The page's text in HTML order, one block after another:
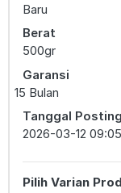
Baru
Berat
500gr
Garansi
15 Bulan
Tanggal Posting
2026-03-12
Pilih Varian